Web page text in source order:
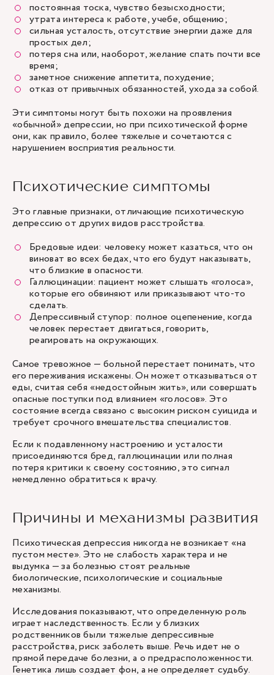
постоянная тоска, чувство безысходности;
утрата интереса к работе, учебе, общению;
сильная усталость, отсутствие энергии даже для
простых дел;
потеря сна или, наоборот, желание спать почти все
время;
заметное снижение аппетита, похудение;
отказ от привычных обязанностей, ухода за собой.
Эти симптомы могут быть похожи на проявления
«обычной» депрессии, но при психотической форме
они, как правило, более тяжелые и сочетаются с
нарушением восприятия реальности.
Психотические симптомы
Это главные признаки, отличающие психотическую
депрессию от других видов расстройства.
Бредовые идеи: человеку может казаться, что он
виноват во всех бедах, что его будут наказывать,
что близкие в опасности.
Галлюцинации: пациент может слышать «голоса»,
которые его обвиняют или приказывают что-то
сделать.
Депрессивный ступор: полное оцепенение, когда
человек перестает двигаться, говорить,
реагировать на окружающих.
Самое тревожное — больной перестает понимать, что
его переживания искажены. Он может отказываться от
еды, считая себя «недостойным жить», или совершать
опасные поступки под влиянием «голосов». Это
состояние всегда связано с высоким риском суицида и
требует срочного вмешательства специалистов.
Если к подавленному настроению и усталости
присоединяются бред, галлюцинации или полная
потеря критики к своему состоянию, это сигнал
немедленно обратиться к врачу.
Причины и механизмы развития
Психотическая депрессия никогда не возникает «на
пустом месте». Это не слабость характера и не
выдумка — за болезнью стоят реальные
биологические, психологические и социальные
механизмы.
Исследования показывают, что определенную роль
играет наследственность. Если у близких
родственников были тяжелые депрессивные
расстройства, риск заболеть выше. Речь идет не о
прямой передаче болезни, а о предрасположенности.
Генетика лишь создает фон, а не определяет судьбу.